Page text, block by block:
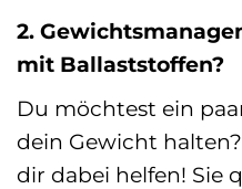
2.
mit Ballaststoffen?
Du möchtest ein
dein Gewicht
dir dabei helfen! Sie